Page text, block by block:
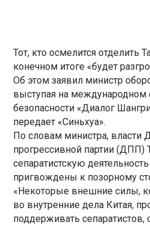
Тот, кто осмелится отделить
конечном итоге «будет
Об этом заявил министр
выступая на
безопасности «Диалог
передает «Синьхуа».
По словам министра, власти
прогрессивной партии (ДПП)
сепаратистскую
пригвождены к позорному
«Некоторые внешние силы,
во внутренние дела Китая,
поддерживать сепаратистов,